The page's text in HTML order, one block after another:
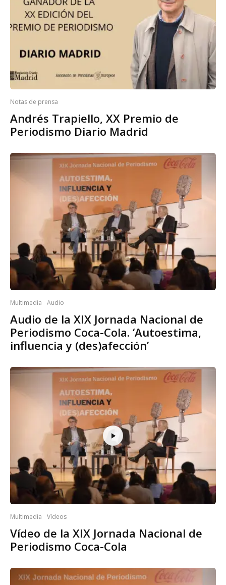
Notas de prensa
Andrés Trapiello, XX Premio de
Periodismo Diario Madrid
Multimedia Audio
Audio de la XIX Jornada Nacional de
Periodismo Coca-Cola. ‘Autoestima,
influencia y (des)afección’
Multimedia Vídeos
Vídeo de la XIX Jornada Nacional de
Periodismo Coca-Cola